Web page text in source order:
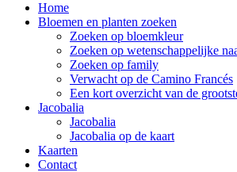
Home
Bloemen en planten zoeken
Zoeken op bloemkleur
Zoeken op wetenschappelijke
Zoeken op family
Verwacht op de Camino Francés
Een kort overzicht van de
Jacobalia
Jacobalia
Jacobalia op de kaart
Kaarten
Contact